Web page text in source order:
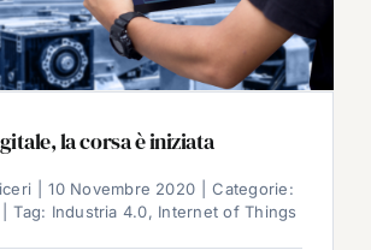
la corsa è iniziata
10 Novembre 2020
Categorie:
Tag: Industria 4.0, Internet of Things